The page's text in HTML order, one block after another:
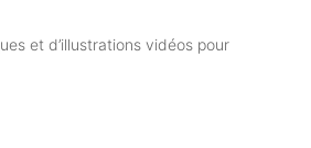
et d’illustrations vidéos pour